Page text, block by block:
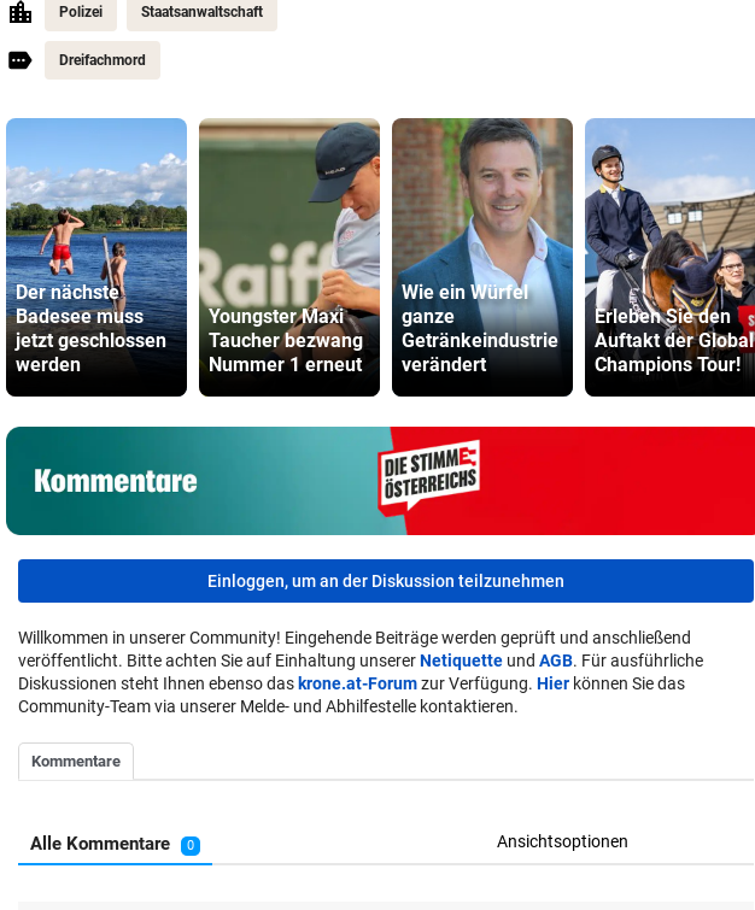
Polizei Staatsanwaltschaft
Dreifachmord
Der nächste
Badesee muss
jetzt geschlossen
werden
Youngster Maxi
Taucher bezwang
Nummer 1 erneut
Wie ein Würfel
ganze
Getränkeindustrie
verändert
Erleben Sie den
Auftakt der Global
Champions Tour!
Einloggen, um an der Diskussion teilzunehmen
Willkommen in unserer Community! Eingehende Beiträge werden geprüft und anschließend
veröffentlicht. Bitte achten Sie auf Einhaltung unsererNetiquette und AGB. Für ausführliche
Diskussionen steht Ihnen ebenso das krone.at-Forumzur Verfügung. Hier können Sie das
Community-Team via unserer Melde- und Abhilfestelle kontaktieren.